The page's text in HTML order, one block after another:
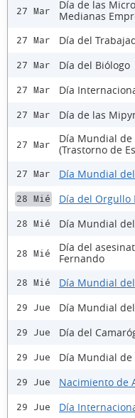
27 Mar
Día de las
Medianas
27 Mar Día del
27 Mar Día del Biólogo
27 Mar Día
27 Mar Día de las
27 Mar
Día Mundial de
(Trastorno de
27 Mar Día Mundial
28 Mié Día del Orgullo
28 Mié Día Mundial
28 Mié
Día del
Fernando
28 Mié Día Mundial
29 Jue Día Mundial
29 Jue Día del
29 Jue Día Mundial de
29 Jue Nacimiento de
29 Jue Día